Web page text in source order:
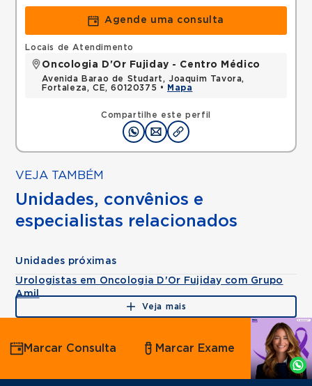
Agende uma consulta
Compartilhe este perfil
Locais de Atendimento
Oncologia D'Or Fujiday - Centro Médico
Avenida Barao de Studart, Joaquim Tavora,
Fortaleza, CE, 60120375 •
Mapa
VEJA TAMBÉM
Unidades, convênios e
especialistas relacionados
Unidades próximas
Urologistas em Oncologia D'Or Fujiday com Grupo
Amil
Veja mais
Agende
por
Whatsapp
Marcar Consulta Marcar Exame